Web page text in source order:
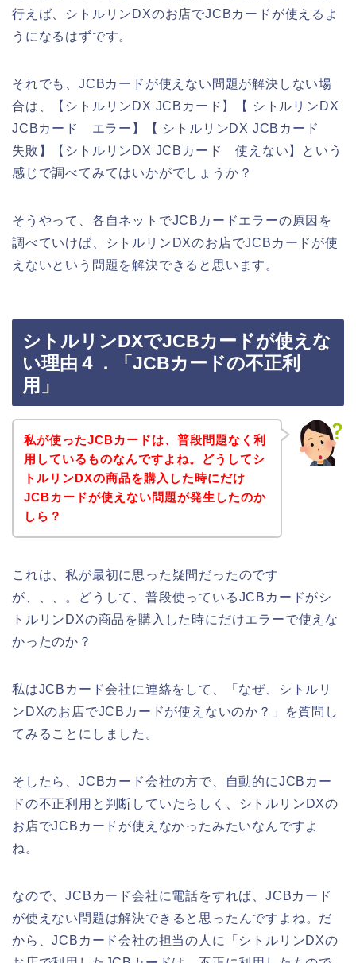
行えば、シトルリンDXのお店でJCBカードが使えるよ
うになるはずです。
それでも、JCBカードが使えない問題が解決しない場
合は、【シトルリンDX JCBカード】【 シトルリンDX
JCBカード エラー】【 シトルリンDX JCBカード
失敗】【シトルリンDX JCBカード 使えない】という
感じで調べてみてはいかがでしょうか？
そうやって、各自ネットでJCBカードエラーの原因を
調べていけば、シトルリンDXのお店でJCBカードが使
えないという問題を解決できると思います。
シトルリンDXでJCBカードが使えな
い理由４．「JCBカードの不正利
用」
私が使ったJCBカードは、普段問題なく利
用しているものなんですよね。どうしてシ
トルリンDXの商品を購入した時にだけ
JCBカードが使えない問題が発生したのか
しら？
これは、私が最初に思った疑問だったのです
が、、、。どうして、普段使っているJCBカードがシ
トルリンDXの商品を購入した時にだけエラーで使えな
かったのか？
私はJCBカード会社に連絡をして、「なぜ、シトルリ
ンDXのお店でJCBカードが使えないのか？」を質問し
てみることにしました。
そしたら、JCBカード会社の方で、自動的にJCBカー
ドの不正利用と判断していたらしく、シトルリンDXの
お店でJCBカードが使えなかったみたいなんですよ
ね。
なので、JCBカード会社に電話をすれば、JCBカード
が使えない問題は解決できると思ったんですよね。だ
から、JCBカード会社の担当の人に「シトルリンDXの